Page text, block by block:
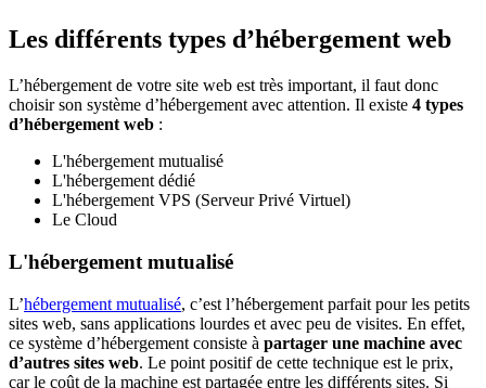
Les différents types d’hébergement web
L’hébergement de votre site web est très important, il faut donc
choisir son système d’hébergement avec attention. Il existe 4 types
d’hébergement web :
L'hébergement mutualisé
L'hébergement dédié
L'hébergement VPS (Serveur Privé Virtuel)
Le Cloud
L'hébergement mutualisé
L’hébergement mutualisé, c’est l’hébergement parfait pour les petits
sites web, sans applications lourdes et avec peu de visites. En effet,
ce système d’hébergement consiste à partager une machine avec
d’autres sites web. Le point positif de cette technique est le prix,
car le coût de la machine est partagée entre les différents sites. Si